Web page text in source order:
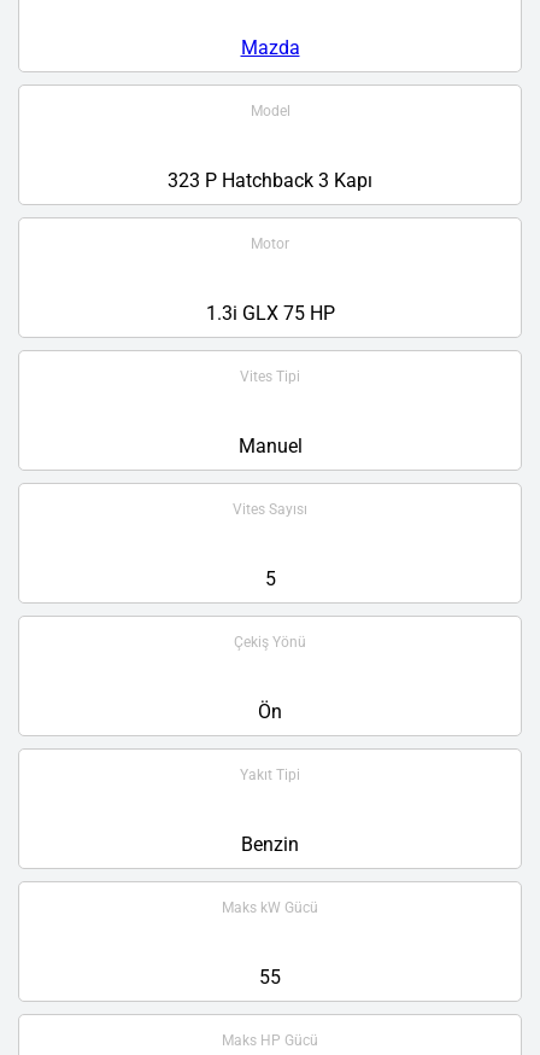
Mazda
Model
323 P Hatchback 3 Kapı
Motor
1.3i GLX 75 HP
Vites Tipi
Manuel
Vites Sayısı
5
Çekiş Yönü
Ön
Yakıt Tipi
Benzin
Maks kW Gücü
55
Maks HP Gücü